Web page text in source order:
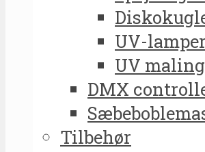
UV-lamper
UV maling
DMX
Tilbehør